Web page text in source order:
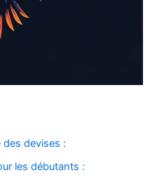
devises :
les débutants :